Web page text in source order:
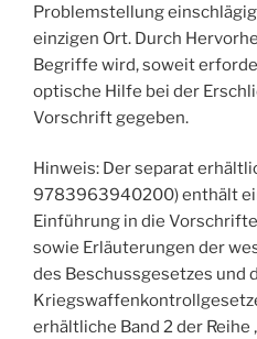
Problemstellung
einzigen Ort. Durch
Begriffe wird, soweit
optische Hilfe bei der
Vorschrift gegeben.
Hinweis: Der separat
9783963940200) enthält
Einführung in die
sowie Erläuterungen der
des Beschussgesetzes und
erhältliche Band 2 der Reihe